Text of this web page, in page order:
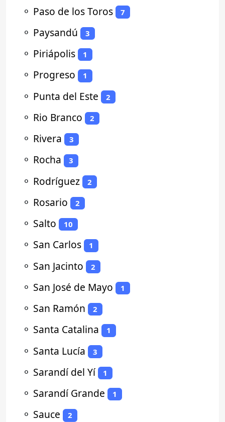
⚬ Paso de los Toros 7
⚬ Paysandú 3
⚬ Piriápolis 1
⚬ Progreso 1
⚬ Punta del Este 2
⚬ Rio Branco 2
⚬ Rivera 3
⚬ Rocha 3
⚬ Rodríguez 2
⚬ Rosario 2
⚬ Salto 10
⚬ San Carlos 1
⚬ San Jacinto 2
⚬ San José de Mayo 1
⚬ San Ramón 2
⚬ Santa Catalina 1
⚬ Santa Lucía 3
⚬ Sarandí del Yí 1
⚬ Sarandí Grande 1
⚬ Sauce 2